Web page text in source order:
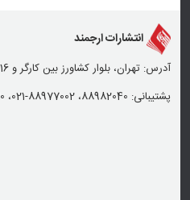
انتشارات ارجمند
آدرس: تهران، بلوار کشاورز بین کارگر و 16 آذر پلاک 292
پشتیبانی: 88982040، 88977002-021، 88982030-021، 88975190-021